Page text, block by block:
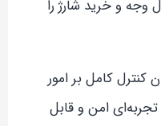
و خرید شارژ را
کنترل کامل بر امور
امن و قابل